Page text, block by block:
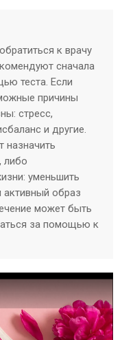
к врачу
сначала
теста. Если
причины
стресс,
и другие.
назначить
либо
уменьшить
активный образ
может быть
за помощью к